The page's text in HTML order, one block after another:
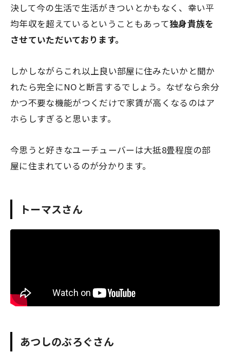
決して今の生活で生活がきついとかもなく、幸い平
均年収を超えているということもあって独身貴族を
させていただいております。
しかしながらこれ以上良い部屋に住みたいかと聞か
れたら完全にNO と断言するでしょう。なぜなら余分
かつ不要な機能がつくだけで家賃が高くなるのはア
ホらしすぎると思います。
今思うと好きなユーチューバーは大抵8畳程度の部
屋に住まれているのが分かります。
トーマスさん
あつしのぶろぐさん